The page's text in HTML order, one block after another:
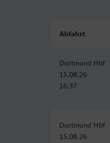
Abfahrt
Dortmund Hbf
15.08.26
16:37
Dortmund Hbf
15.08.26